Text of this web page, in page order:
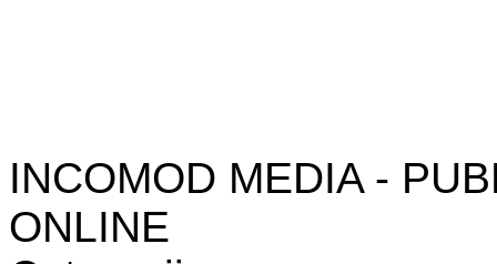
INCOMOD MEDIA -
ONLINE